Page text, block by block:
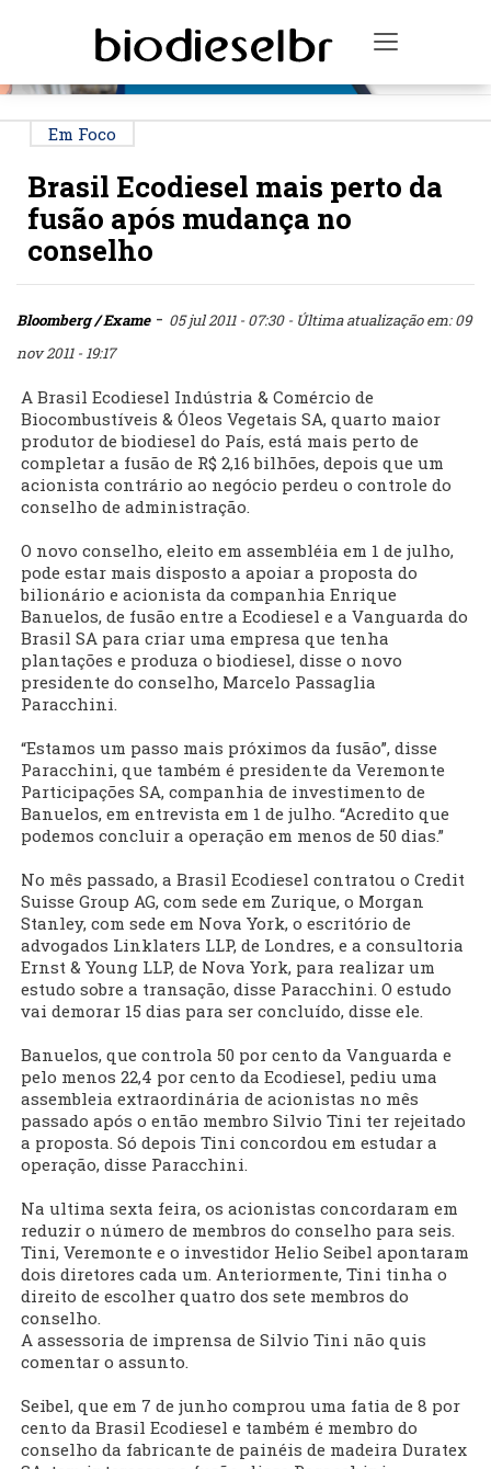
Toggle
Em Foco
Brasil Ecodiesel mais perto da
fusão após mudança no
conselho
Bloomberg / Exame- 05 jul 2011 - 07:30 - Última atualização em: 09
nov 2011 - 19:17
A Brasil Ecodiesel Indústria & Comércio de
Biocombustíveis & Óleos Vegetais SA, quarto maior
produtor de biodiesel do País, está mais perto de
completar a fusão de R$ 2,16 bilhões, depois que um
acionista contrário ao negócio perdeu o controle do
conselho de administração.
O novo conselho, eleito em assembléia em 1 de julho,
pode estar mais disposto a apoiar a proposta do
bilionário e acionista da companhia Enrique
Banuelos, de fusão entre a Ecodiesel e a Vanguarda do
Brasil SA para criar uma empresa que tenha
plantações e produza o biodiesel, disse o novo
presidente do conselho, Marcelo Passaglia
Paracchini.
“Estamos um passo mais próximos da fusão”, disse
Paracchini, que também é presidente da Veremonte
Participações SA, companhia de investimento de
Banuelos, em entrevista em 1 de julho. “Acredito que
podemos concluir a operação em menos de 50 dias.”
No mês passado, a Brasil Ecodiesel contratou o Credit
Suisse Group AG, com sede em Zurique, o Morgan
Stanley, com sede em Nova York, o escritório de
advogados Linklaters LLP, de Londres, e a consultoria
Ernst & Young LLP, de Nova York, para realizar um
estudo sobre a transação, disse Paracchini. O estudo
vai demorar 15 dias para ser concluído, disse ele.
Banuelos, que controla 50 por cento da Vanguarda e
pelo menos 22,4 por cento da Ecodiesel, pediu uma
assembleia extraordinária de acionistas no mês
passado após o então membro Silvio Tini ter rejeitado
a proposta. Só depois Tini concordou em estudar a
operação, disse Paracchini.
Na ultima sexta feira, os acionistas concordaram em
reduzir o número de membros do conselho para seis.
Tini, Veremonte e o investidor Helio Seibel apontaram
dois diretores cada um. Anteriormente, Tini tinha o
direito de escolher quatro dos sete membros do
conselho.
A assessoria de imprensa de Silvio Tini não quis
comentar o assunto.
Seibel, que em 7 de junho comprou uma fatia de 8 por
cento da Brasil Ecodiesel e também é membro do
conselho da fabricante de painéis de madeira Duratex